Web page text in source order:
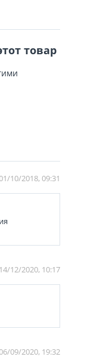
товар
10/2018, 09:31
14/12/2020, 10:17
09/2020, 19:32